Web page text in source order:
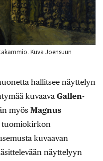
Kuva Joensuun
hallitsee näyttelyn
kuvaava Gallen-
myös Magnus
tuomiokirkon
kuvaavan
näyttelyyn